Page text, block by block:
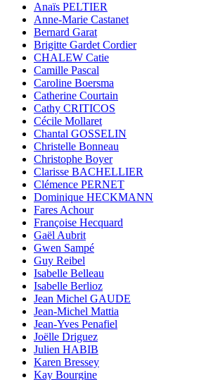
Anaïs PELTIER
Anne-Marie Castanet
Bernard Garat
Brigitte Gardet Cordier
CHALEW Catie
Camille Pascal
Caroline Boersma
Catherine Courtain
Cathy CRITICOS
Cécile Mollaret
Chantal GOSSELIN
Christelle Bonneau
Christophe Boyer
Clarisse BACHELLIER
Clémence PERNET
Dominique HECKMANN
Fares Achour
Françoise Hecquard
Gaël Aubrit
Gwen Sampé
Guy Reibel
Isabelle Belleau
Isabelle Berlioz
Jean Michel GAUDE
Jean-Michel Mattia
Jean-Yves Penafiel
Joëlle Driguez
Julien HABIB
Karen Bressey
Kay Bourgine